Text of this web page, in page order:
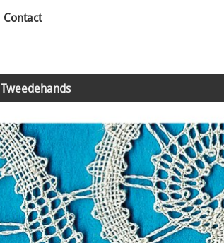
Contact
Tweedehands